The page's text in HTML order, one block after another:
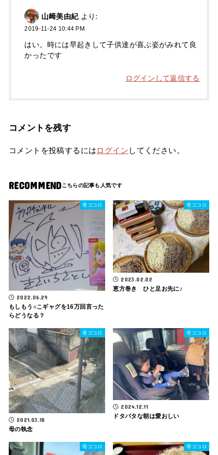
山﨑美由紀 より:
2019-11-24 10:44 PM
はい。時には早起きして子供達が喜ぶ姿がみれて良
かったです
ログインして返信する
コメントを残す
コメントを投稿するには ログイン してください。
RECOMMEND
母ゴコロ
2022.06.29
もしもう○こギャグを16万回言った
らどうなる？
母ゴコロ
2023.02.02
恵方巻き ひと足お先に♪
母ゴコロ
2021.03.18
母の執念
母ゴコロ
2024.12.11
ドタバタな朝は愛おしい
母ゴコロ 母ゴコロ